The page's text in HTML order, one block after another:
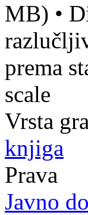
MB) •
prema
scale
Vrsta
knjiga
Prava
Javno